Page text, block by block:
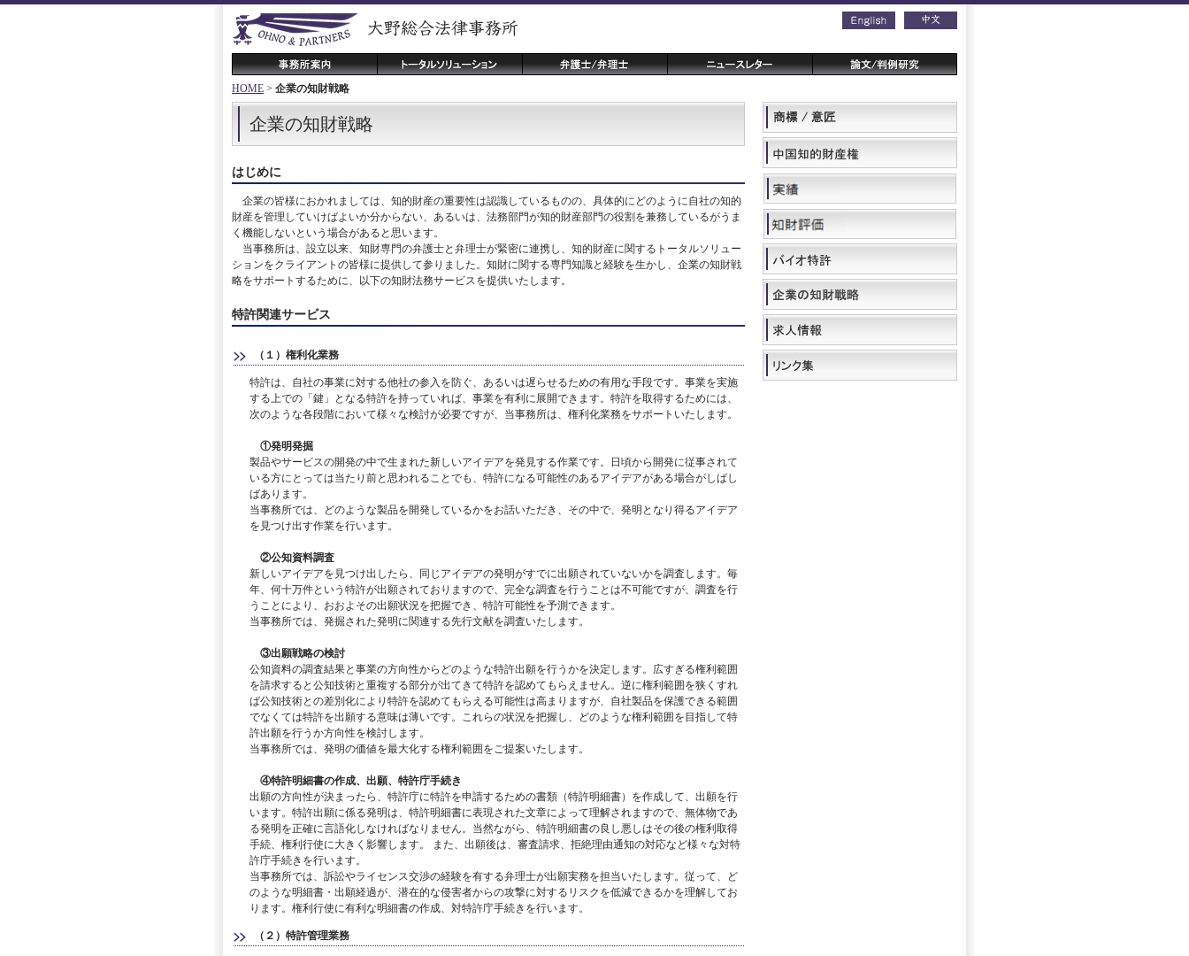
HOME > 企業の知財戦略
企業の知財戦略
はじめに
企業の皆様におかれましては、知的財産の重要性は認識しているものの、具体的にどのように自社の知的
財産を管理していけばよいか分からない、あるいは、法務部門が知的財産部門の役割を兼務しているがうま
く機能しないという場合があると思います。
当事務所は、設立以来、知財専門の弁護士と弁理士が緊密に連携し、知的財産に関するトータルソリュー
ションをクライアントの皆様に提供して参りました。知財に関する専門知識と経験を生かし、企業の知財戦
略をサポートするために、以下の知財法務サービスを提供いたします。
特許関連サービス
（１）権利化業務
特許は、自社の事業に対する他社の参入を防ぐ、あるいは遅らせるための有用な手段です。事業を実施
する上での「鍵」となる特許を持っていれば、事業を有利に展開できます。特許を取得するためには、
次のような各段階において様々な検討が必要ですが、当事務所は、権利化業務をサポートいたします。
①発明発掘
製品やサービスの開発の中で生まれた新しいアイデアを発見する作業です。日頃から開発に従事されて
いる方にとっては当たり前と思われることでも、特許になる可能性のあるアイデアがある場合がしばし
ばあります。
当事務所では、どのような製品を開発しているかをお話いただき、その中で、発明となり得るアイデア
を見つけ出す作業を行います。
②公知資料調査
新しいアイデアを見つけ出したら、同じアイデアの発明がすでに出願されていないかを調査します。毎
年、何十万件という特許が出願されておりますので、完全な調査を行うことは不可能ですが、調査を行
うことにより、おおよその出願状況を把握でき、特許可能性を予測できます。
当事務所では、発掘された発明に関連する先行文献を調査いたします。
③出願戦略の検討
公知資料の調査結果と事業の方向性からどのような特許出願を行うかを決定します。広すぎる権利範囲
を請求すると公知技術と重複する部分が出てきて特許を認めてもらえません。逆に権利範囲を狭くすれ
ば公知技術との差別化により特許を認めてもらえる可能性は高まりますが、自社製品を保護できる範囲
でなくては特許を出願する意味は薄いです。これらの状況を把握し、どのような権利範囲を目指して特
許出願を行うか方向性を検討します。
当事務所では、発明の価値を最大化する権利範囲をご提案いたします。
④特許明細書の作成、出願、特許庁手続き
出願の方向性が決まったら、特許庁に特許を申請するための書類（特許明細書）を作成して、出願を行
います。特許出願に係る発明は、特許明細書に表現された文章によって理解されますので、無体物であ
る発明を正確に言語化しなければなりません。当然ながら、特許明細書の良し悪しはその後の権利取得
手続、権利行使に大きく影響します。 また、出願後は、審査請求、拒絶理由通知の対応など様々な対特
許庁手続きを行います。
当事務所では、訴訟やライセンス交渉の経験を有する弁理士が出願実務を担当いたします。従って、ど
のような明細書・出願経過が、潜在的な侵害者からの攻撃に対するリスクを低減できるかを理解してお
ります。権利行使に有利な明細書の作成、対特許庁手続きを行います。
（２）特許管理業務